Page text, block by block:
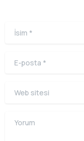
İsim
E-posta *
Web sitesi
Yorum